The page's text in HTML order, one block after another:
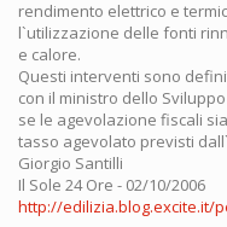
rendimento elettrico e
l`utilizzazione delle fonti
e calore.
Questi interventi sono
con il ministro dello
se le agevolazione fiscali
tasso agevolato previsti
Giorgio Santilli
Il Sole 24 Ore - 02/10/2006
http://edilizia.blog.excite.it/